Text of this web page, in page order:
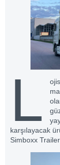
L
karşılayacak
Simboxx